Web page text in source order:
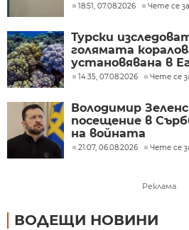
18:51, 07.08.2026 Чете се
Турски
голямата
установявана в
14:35, 07.08.2026 Чете се
Володимир
посещение в
на войната
21:07, 06.08.2026 Чете се
Реклама
ВОДЕЩИ НОВИНИ